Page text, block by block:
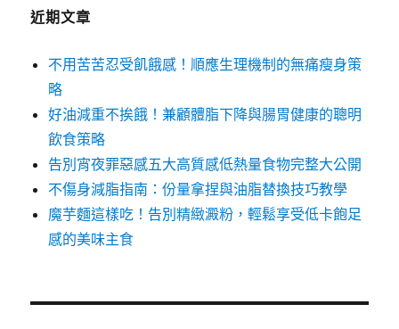
近期文章
不用苦苦忍受飢餓感！順應生理機制的無痛瘦身策
略
好油減重不挨餓！兼顧體脂下降與腸胃健康的聰明
飲食策略
告別宵夜罪惡感五大高質感低熱量食物完整大公開
不傷身減脂指南：份量拿捏與油脂替換技巧教學
魔芋麵這樣吃！告別精緻澱粉，輕鬆享受低卡飽足
感的美味主食